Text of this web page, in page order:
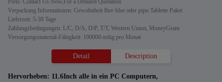
Preis: Contact Us Now,For a Detailed Quotation
Verpackung Informationen: Gewohnheit Ihre Idee oder pipo Tablette Paket
Lieferzeit: 5-30 Tage
Zahlungsbedingungen: L/C, D/A, D/P, T/T, Western Union, MoneyGram
Versorgungsmaterial-Fähigkeit: 100000-teilig pro Monat
Detail Description
Hervorheben: 11.6Inch alle in ein PC Computern,